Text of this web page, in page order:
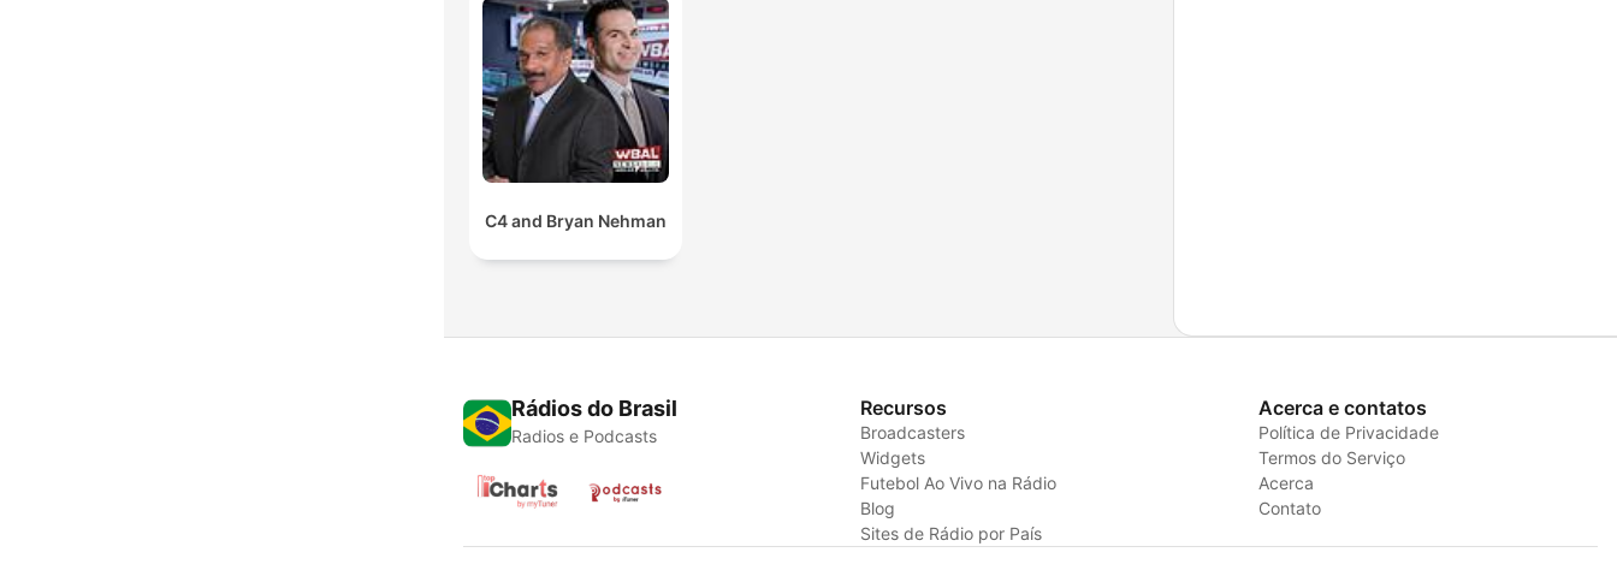
C4 and Bryan Nehman
Rádios do Brasil
Radios e Podcasts
Recursos
Broadcasters
Widgets
Futebol Ao Vivo na Rádio
Blog
Sites de Rádio por País
Acerca e contatos
Política de Privacidade
Termos do Serviço
Acerca
Contato